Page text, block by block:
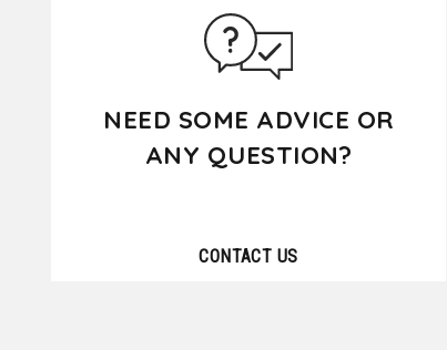
NEED SOME ADVICE OR
ANY QUESTION?
CONTACT US